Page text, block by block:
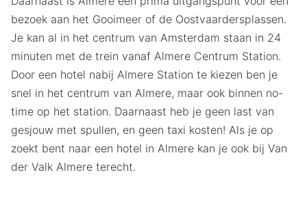
bezoek aan het Gooimeer of de Oostvaardersplassen.
Je kan al in het centrum van Amsterdam staan in 24
minuten met de trein vanaf Almere Centrum Station.
Door een hotel nabij Almere Station te kiezen ben je
snel in het centrum van Almere, maar ook binnen no-
time op het station. Daarnaast heb je geen last van
gesjouw met spullen, en geen taxi kosten! Als je op
zoekt bent naar een hotel in Almere kan je ook bij Van
der Valk Almere terecht.